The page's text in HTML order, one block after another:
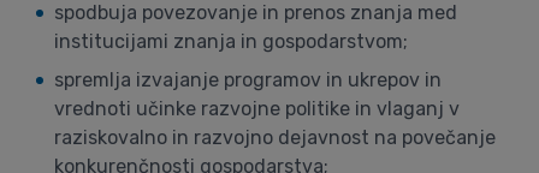
spodbuja povezovanje in prenos znanja med
institucijami znanja in gospodarstvom;
spremlja izvajanje programov in ukrepov in
vrednoti učinke razvojne politike in vlaganj v
raziskovalno in razvojno dejavnost na povečanje
konkurenčnosti gospodarstva;